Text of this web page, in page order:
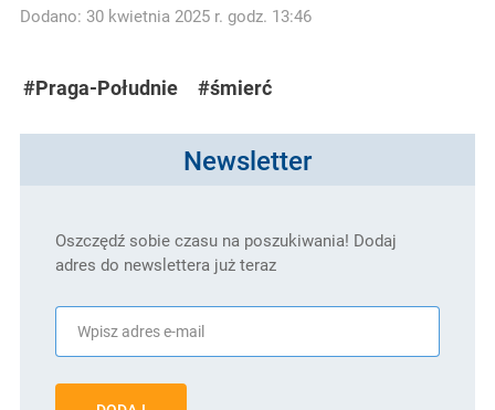
Dodano: 30 kwietnia 2025 r. godz. 13:46
#Praga-Południe #śmierć
Newsletter
Oszczędź sobie czasu na poszukiwania! Dodaj
adres do newslettera już teraz